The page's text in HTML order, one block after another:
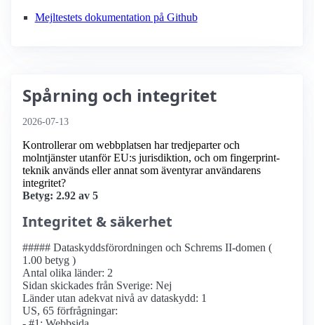
Mejltestets dokumentation på Github
Spårning och integritet
2026-07-13
Kontrollerar om webbplatsen har tredjeparter och
molntjänster utanför EU:s jurisdiktion, och om fingerprint-
teknik används eller annat som äventyrar användarens
integritet?
Betyg: 2.92 av 5
Integritet & säkerhet
##### Dataskyddsförordningen och Schrems II-domen (
1.00 betyg )
Antal olika länder: 2
Sidan skickades från Sverige: Nej
Länder utan adekvat nivå av dataskydd: 1
US, 65 förfrågningar: